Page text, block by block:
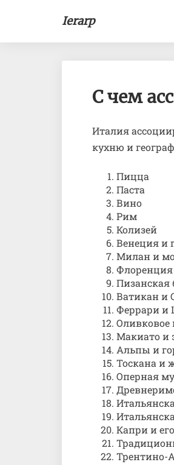
Ierarp
С чем
Италия
кухню и
Пицца
Паста
Вино
Рим
Колизей
Венеция и
Милан и
Флоренция
Ватикан и
Феррари и
Оливковое
Макиато и
Альпы и
Тоскана и
Оперная
Капри и
Трентино-